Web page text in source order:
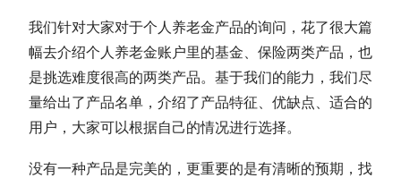
我们针对大家对于个人养老金产品的询问，花了很大篇
幅去介绍个人养老金账户里的基金、保险两类产品，也
是挑选难度很高的两类产品。基于我们的能力，我们尽
量给出了产品名单，介绍了产品特征、优缺点、适合的
用户，大家可以根据自己的情况进行选择。
没有一种产品是完美的，更重要的是有清晰的预期，找